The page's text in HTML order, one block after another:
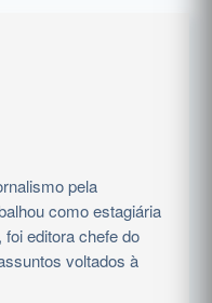
pela
como estagiária
editora chefe do
voltados à